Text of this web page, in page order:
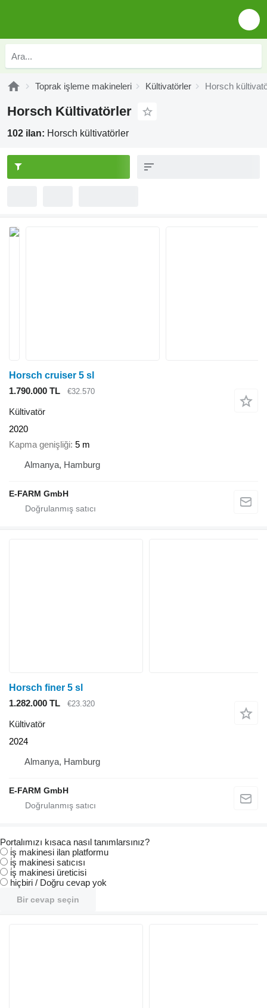
Toprak işleme makineleri Kültivatörler Horsch
Horsch Kültivatörler
102 ilan: Horsch kültivatörler
Horsch cruiser 5 sl
1.790.000 TL
€32.570
Kültivatör
2020
Kapma genişliği 5 m
Almanya, Hamburg
E-FARM GmbH
Horsch finer 5 sl
1.282.000 TL
€23.320
Kültivatör
2024
Almanya, Hamburg
E-FARM GmbH
Portalımızı kısaca nasıl tanımlarsınız?
i̇ş makinesi ilan platformu
i̇ş makinesi satıcısı
i̇ş makinesi üreticisi
hiçbiri / Doğru cevap yok
Bir cevap seçin